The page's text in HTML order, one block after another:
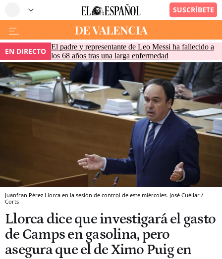
EN DIRECTO El padre y representante de Leo Messi ha fallecido a
los 68 años tras una larga enfermedad
Juanfran Pérez Llorca en la sesión de control de este miércoles. José Cuéllar /
Corts
Llorca dice que investigará el gasto
de Camps en gasolina, pero
asegura que el de Ximo Puig en